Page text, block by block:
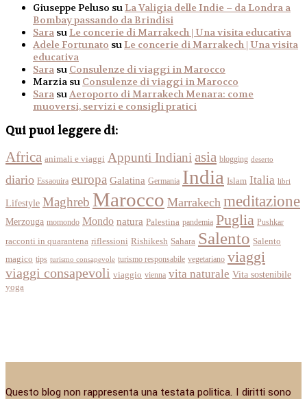
Giuseppe Peluso su La Valigia delle Indie – da Londra a
Bombay passando da Brindisi
Sara su Le concerie di Marrakech | Una visita educativa
Adele Fortunato su Le concerie di Marrakech | Una visita
educativa
Sara su Consulenze di viaggi in Marocco
Marzia su Consulenze di viaggi in Marocco
Sara su Aeroporto di Marrakech Menara: come
muoversi, servizi e consigli pratici
Qui puoi leggere di:
Africa animali e viaggi Appunti Indianiasia blogging deserto
diario Essaouira europa Galatina Germania India Islam Italia libri
Lifestyle Maghreb Marocco Marrakech meditazione
Merzouga momondo Mondo natura Palestina pandemia Puglia Pushkar
racconti in quarantena riflessioni Rishikesh Sahara Salento Salento
magico tips turismo consapevole turismo responsabile vegetariano viaggi
viaggi consapevoli viaggio vienna vita naturale Vita sostenibile
yoga
Questo blog non rappresenta una testata politica. I diritti sono